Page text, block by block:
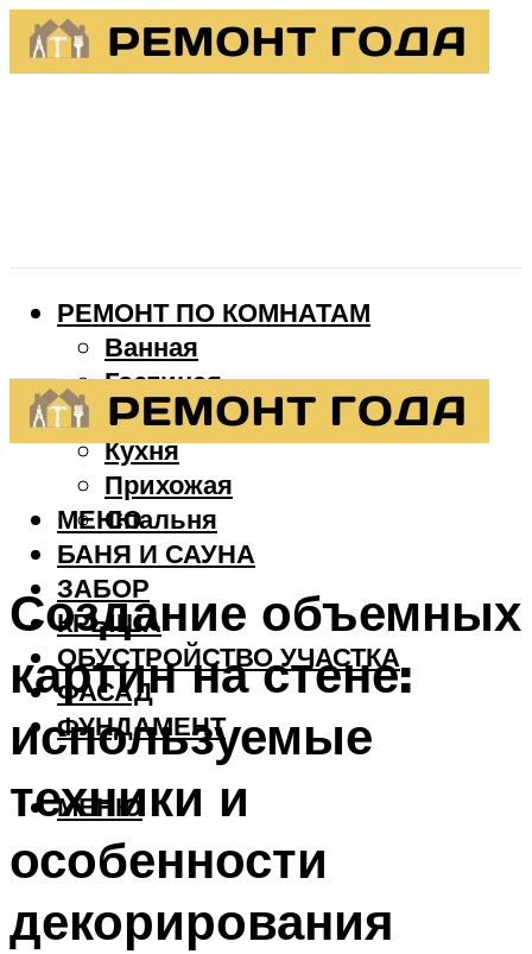
РЕМОНТ ПО КОМНАТАМ
Ванная
Гостиная
Детская
Кухня
Прихожая
Спальня
БАНЯ И САУНА
ЗАБОР
КРЫША
ОБУСТРОЙСТВО УЧАСТКА
ФАСАД
ФУНДАМЕНТ
МЕНЮ
МЕНЮ
Создание объемных
картин на стене:
используемые
техники и
особенности
декорирования